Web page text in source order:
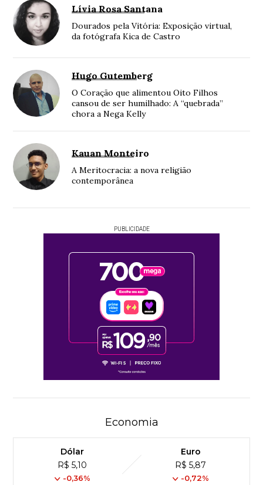
Lívia Rosa Santana
Dourados pela Vitória: Exposição virtual,
da fotógrafa Kica de Castro
Hugo Gutemberg
O Coração que alimentou Oito Filhos
cansou de ser humilhado: A “quebrada”
chora a Nega Kelly
Kauan Monteiro
A Meritocracia: a nova religião
contemporânea
PUBLICIDADE
Economia
Dólar
R$ 5,10
-0,36%
Euro
R$ 5,87
-0,72%